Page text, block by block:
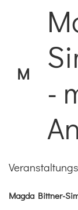
M
-
Magda Bittner-